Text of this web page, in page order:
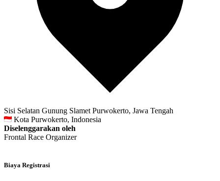
Sisi Selatan Gunung Slamet Purwokerto, Jawa Tengah
Kota Purwokerto, Indonesia
Diselenggarakan oleh
Frontal Race Organizer
Biaya Registrasi